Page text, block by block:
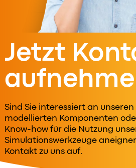
Jetzt
Sind Sie interessiert an
modellierten Komponenten
Know-how für die Nutzung
Simulationswerkzeuge
Kontakt zu uns auf.